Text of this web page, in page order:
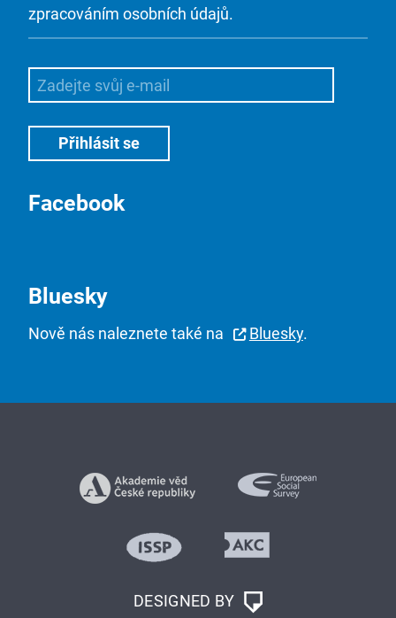
zpracováním osobních údajů.
Facebook
Bluesky
Nově nás naleznete také na Bluesky.
DESIGNED BY